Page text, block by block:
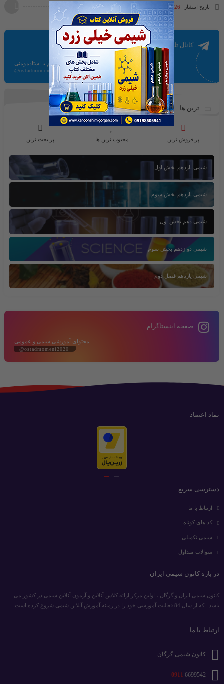
تاریخ انتشار 26 شهریور 1403
کانال تلگرام
ارتباط مستقیم با استادمومنی
@ostadmomeni
ترین ها
پر فروش ترین محبوب ترین ها پر بحث ترین
شیمی یازدهم بخش اول
شیمی یازدهم بخش سوم
شیمی دهم بخش اول
شیمی دوازدهم بخش سوم
شیمی یازدهم فصل دوم
صفحه اینستاگرام
محتوای آموزشی شیمی و عمومی
@ostadmomeni2020
نماد اعتماد
دسترسی سریع
ارتباط با ما
کد های کوتاه
شیمی تکمیلی
سوالات متداول
در باره کانون شیمی ایران
کانون شیمی ایران و گرگان ، اولین مرکز ارائه کلاس آنلاین و آزمون آنلاین شیمی در کشور می
باشد . که از سال 84 فعالیت آموزشی خود را در زمینه آموزش آنلاین شیمی شروع کرده است .
ارتباط با ما
کانون شیمی گرگان
0911 6699542